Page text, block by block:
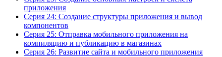
приложения
Серия 24: Создание структуры приложения и вывод
компонентов
Серия 25: Отправка мобильного приложения на
компиляцию и публикацию в магазинах
Серия 26: Развитие сайта и мобильного приложения